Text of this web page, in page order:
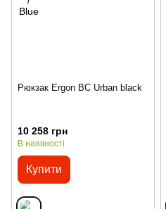
Рюкзак Ergon BC Urban black
10 258 грн
В наявності
Купити